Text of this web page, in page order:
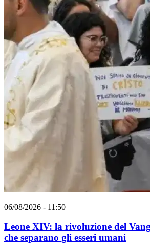
06/08/2026 - 11:50
Leone XIV: la rivoluzione del
che separano gli esseri umani